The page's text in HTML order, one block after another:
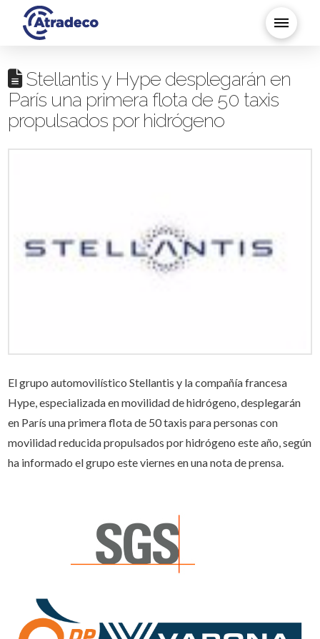
Stellantis y Hype desplegarán en
París una primera flota de 50 taxis
propulsados por hidrógeno
El grupo automovilístico Stellantis y la compañía francesa
Hype, especializada en movilidad de hidrógeno, desplegarán
en París una primera flota de 50 taxis para personas con
movilidad reducida propulsados por hidrógeno este año, según
ha informado el grupo este viernes en una nota de prensa.